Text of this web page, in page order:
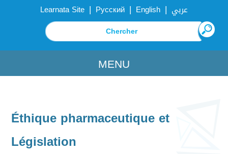
Learnata Site | Русский | English | عربي
MENU
Éthique pharmaceutique et
Législation